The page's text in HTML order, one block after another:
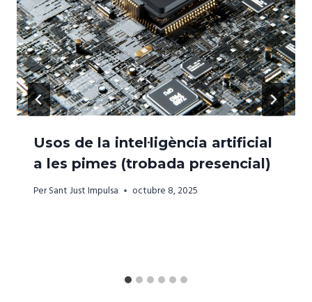
Usos de la intel·ligència artificial
a les pimes (trobada presencial)
PerSant Just Impulsa octubre 8, 2025